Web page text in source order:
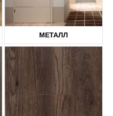
МЕТАЛЛ
KDFP40A